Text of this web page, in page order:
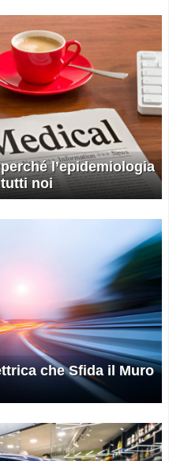
l’epidemiologia
noi
che Sfida il Muro